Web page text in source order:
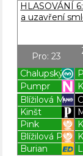
HLASOVÁNÍ
a uzavření
Pro: 23
Chalupský
Pumpr
Blížilová M.
Kinšt
Pink
Blížilová P.
Burian